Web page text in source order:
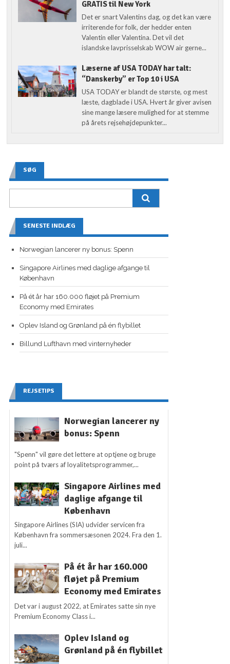
GRATIS til New York
Det er snart Valentins dag, og det kan være
irriterende for folk, der hedder enten
Valentin eller Valentina. Det vil det
islandske lavprisselskab WOW air gerne...
Læserne af USA TODAY har talt:
“Danskerby” er Top 10 i USA
USA TODAY er blandt de største, og mest
læste, dagblade i USA. Hvert år giver avisen
sine mange læsere mulighed for at stemme
på årets rejsehøjdepunkter...
SØG
SENESTE INDLÆG
Norwegian lancerer ny bonus: Spenn
Singapore Airlines med daglige afgange til
København
På ét år har 160.000 fløjet på Premium
Economy med Emirates
Oplev Island og Grønland på én flybillet
Billund Lufthavn med vinternyheder
REJSETIPS
Norwegian lancerer ny
bonus: Spenn
"Spenn" vil gøre det lettere at optjene og bruge
point på tværs af loyalitetsprogrammer,...
Singapore Airlines med
daglige afgange til
København
Singapore Airlines (SIA) udvider servicen fra
København fra sommersæsonen 2024. Fra den 1.
juli...
På ét år har 160.000
fløjet på Premium
Economy med Emirates
Det var i august 2022, at Emirates satte sin nye
Premium Economy Class i...
Oplev Island og
Grønland på én flybillet